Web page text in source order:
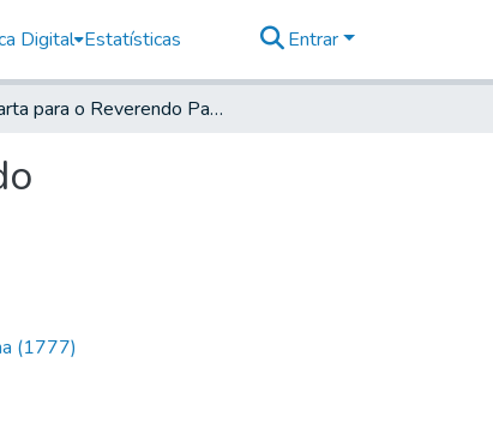
Digital Estatísticas Entrar
Carta para o Reverendo Padre Francisco Roiz Penteado
(1777)